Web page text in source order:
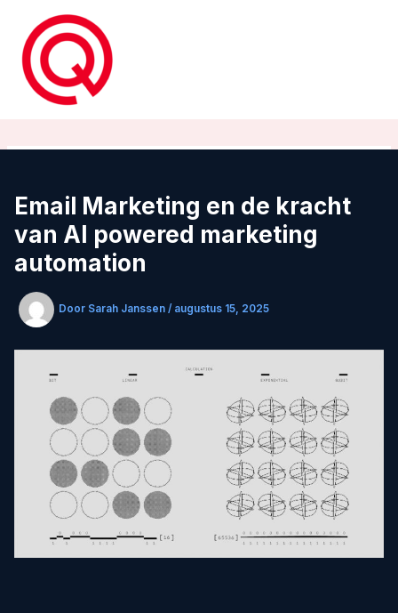
inhoud
Email Marketing en de kracht
van AI powered marketing
automation
Door Sarah Janssen / augustus 15, 2025